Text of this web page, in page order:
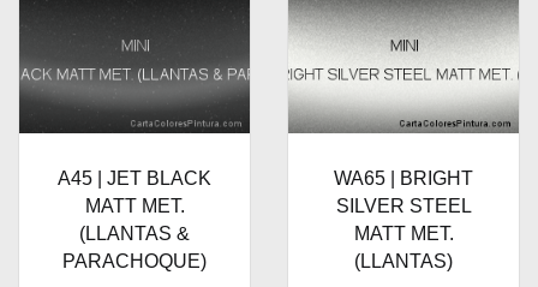
A45 | JET BLACK
MATT MET.
(LLANTAS &
PARACHOQUE)
WA65 | BRIGHT
SILVER STEEL
MATT MET.
(LLANTAS)